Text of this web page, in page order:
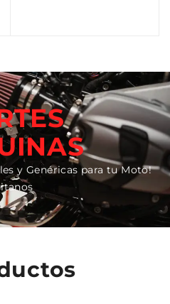
y Genéricas para tu Moto!